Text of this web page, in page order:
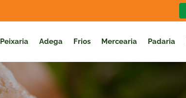
Peixaria Adega Frios Mercearia Padaria